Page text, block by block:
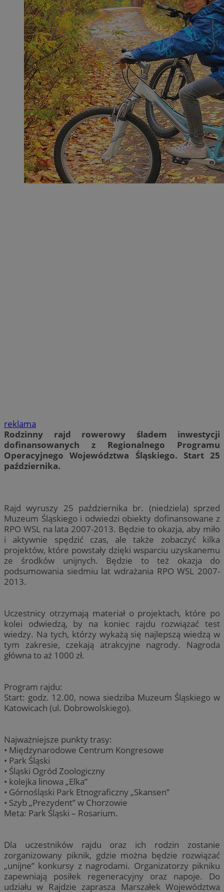
reklama
Rodzinny rajd rowerowy śladem inwestycji
dofinansowanych z Regionalnego Programu
Operacyjnego Województwa Śląskiego. Start 25
października.
Rajd wyruszy 25 października br. (niedziela) sprzed
Muzeum Śląskiego i odwiedzi obiekty dofinansowane z
RPO WSL na lata 2007-2013. Będzie to okazja, aby miło
i aktywnie spędzić czas, ale także zobaczyć kilka
projektów, które powstały dzięki wsparciu uzyskanemu
ze środków unijnych. Będzie to też okazja do
podsumowania siedmiu lat wdrażania RPO WSL 2007-
2013.
Uczestnicy otrzymają materiał o projektach, które po
kolei odwiedzą, by na koniec rajdu rozwiązać test
wiedzy. Na tych, którzy wykażą się najlepszą wiedzą w
tym zakresie, czekają atrakcyjne nagrody. Nagroda
główna to aż 1000 zł.
Program rajdu:
Start: godz. 12.00, nowa siedziba Muzeum Śląskiego w
Katowicach (ul. Dobrowolskiego).
Najważniejsze punkty trasy:
• Międzynarodowe Centrum Kongresowe
• Park Śląski
• Śląski Ogród Zoologiczny
• kolejka linowa „Elka”
• Górnośląski Park Etnograficzny „Skansen”
• Szyb „Prezydent” w Chorzowie
Meta: Park Śląski – Rosarium.
Dla uczestników rajdu oraz ich rodzin zostanie
zorganizowany piknik, gdzie można będzie rozwiązać
„unijne” konkursy z nagrodami. Organizatorzy pikniku
zapewniają posiłek regeneracyjny oraz napoje. Do
udziału w Rajdzie zaprasza Marszałek Województwa